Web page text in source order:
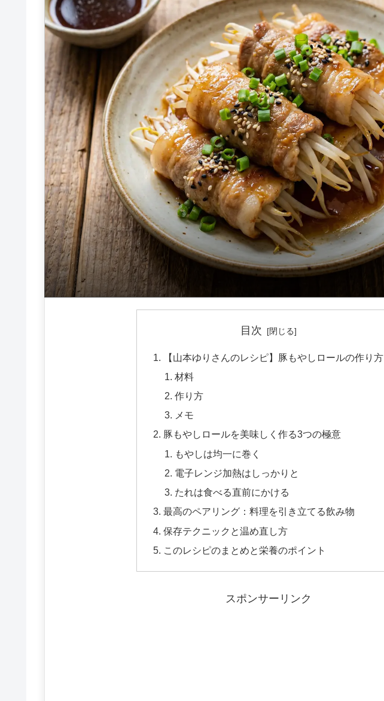
目次
【山本ゆりさんのレシピ】豚もやしロールの作り方
材料
作り方
メモ
豚もやしロールを美味しく作る3つの極意
もやしは均一に巻く
電子レンジ加熱はしっかりと
たれは食べる直前にかける
最高のペアリング：料理を引き立てる飲み物
保存テクニックと温め直し方
このレシピのまとめと栄養のポイント
スポンサーリンク